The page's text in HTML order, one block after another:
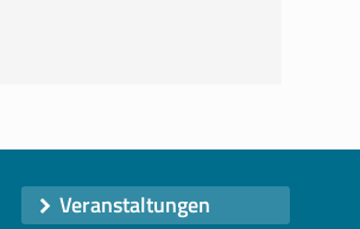
Veranstaltungen